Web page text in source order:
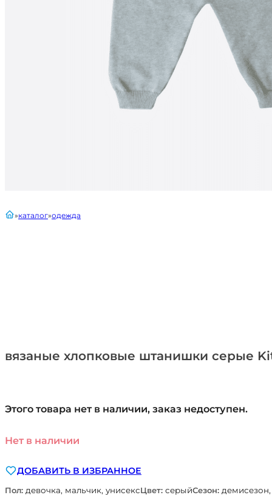
вязаные хлопковые штанишки серые
главнаякаталог одежда
Этого товара нет в наличии, заказ недоступен.
Нет в наличии
ДОБАВИТЬ В ИЗБРАННОЕ
Пол: девочка, мальчик, унисексЦвет: серыйСезон: